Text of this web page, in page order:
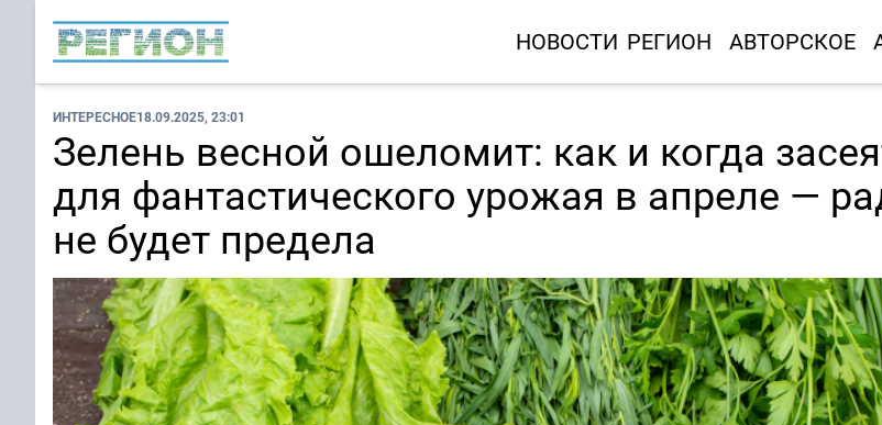
НОВОСТИ РЕГИОН АВТОРСКОЕ
ИНТЕРЕСНОЕ18.09.2025, 23:01
Зелень весной ошеломит: как и когда
для фантастического урожая в апреле —
не будет предела